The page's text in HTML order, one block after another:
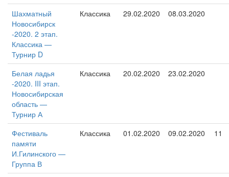
Шахматный
Новосибирск
-2020. 2 этап.
Классика —
Турнир D
Классика 29.02.2020 08.03.2020
Белая ладья
-2020. III этап.
Новосибирская
область —
Турнир А
Классика 20.02.2020 23.02.2020
Фестиваль
памяти
И.Гилинского —
Группа В
Классика 01.02.2020 09.02.2020 11